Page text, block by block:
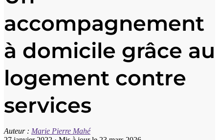
accompagnement
à domicile grâce au
logement contre
services
Auteur : Marie Pierre Mahé